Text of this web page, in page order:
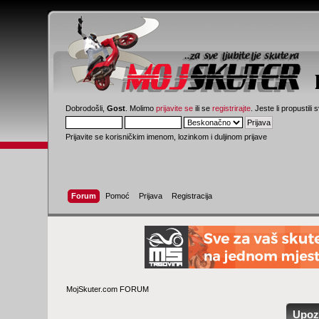
Dobrodošli,Gost . Molimoprijavite se ili seregistrirajte . Jeste li propustili
Prijavite se korisničkim imenom, lozinkom i duljinom prijave
Forum Pomoć Prijava Registracija
MojSkuter.com FORUM